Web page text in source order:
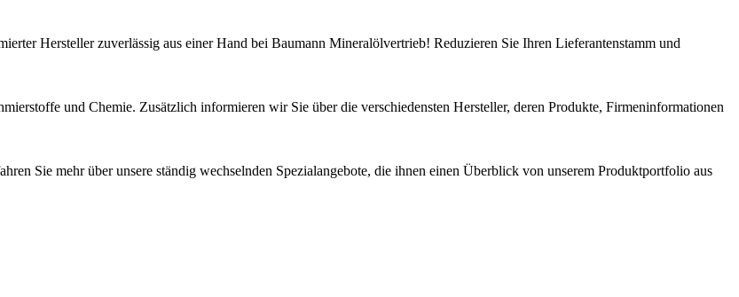
Hersteller zuverlässig aus einer Hand bei Baumann Mineralölvertrieb! Reduzieren Sie Ihren Lieferantenstamm und
und Chemie. Zusätzlich informieren wir Sie über die verschiedensten Hersteller, deren Produkte, Firmeninformationen
Sie mehr über unsere ständig wechselnden Spezialangebote, die ihnen einen Überblick von unserem Produktportfolio aus